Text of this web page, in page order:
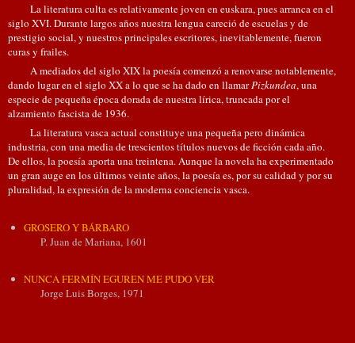
La literatura culta es relativamente joven en euskara, pues arranca en el
siglo XVI. Durante largos años nuestra lengua careció de escuelas y de
prestigio social, y nuestros principales escritores, inevitablemente, fueron
curas y frailes.
A mediados del siglo XIX la poesía comenzó a renovarse notablemente,
dando lugar en el siglo XX a lo que se ha dado en llamarPizkundea, una
especie de pequeña época dorada de nuestra lírica, truncada por el
alzamiento fascista de 1936.
La literatura vasca actual constituye una pequeña pero dinámica
industria, con una media de trescientos títulos nuevos de ficción cada año.
De ellos, la poesía aporta una treintena. Aunque la novela ha experimentado
un gran auge en los últimos veinte años, la poesía es, por su calidad y por su
pluralidad, la expresión de la moderna conciencia vasca.
GROSERO Y BÁRBARO
P. Juan de Mariana, 1601
NUNCA FERMÍN EGUREN ME PUDO VER
Jorge Luis Borges, 1971